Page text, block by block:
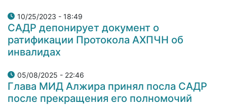
10/25/2023 - 18:49
САДР депонирует документ о
ратификации Протокола АХПЧН об
инвалидах
05/08/2025 - 22:46
Глава МИД Алжира принял посла САДР
после прекращения его полномочий